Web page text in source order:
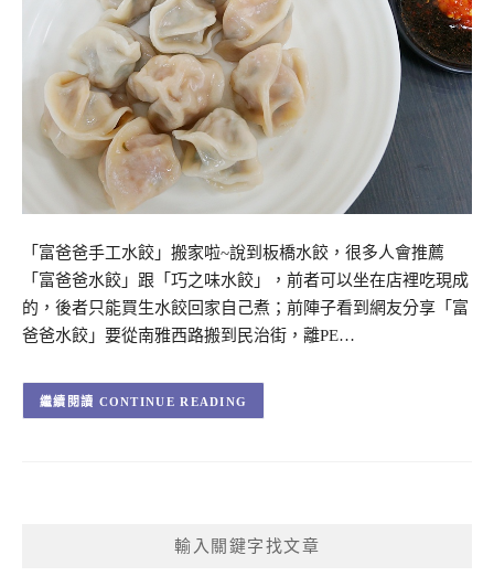
「富爸爸手工水餃」搬家啦~說到板橋水餃，很多人會推薦
「富爸爸水餃」跟「巧之味水餃」，前者可以坐在店裡吃現成
的，後者只能買生水餃回家自己煮；前陣子看到網友分享「富
爸爸水餃」要從南雅西路搬到民治街，離PE…
CONTINUE READING
輸入關鍵字找文章